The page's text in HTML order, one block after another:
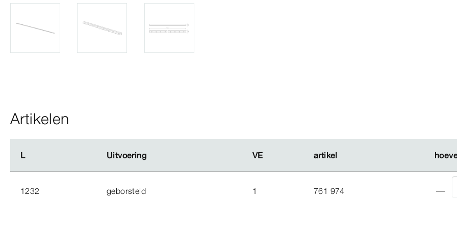
Artikelen
L Uitvoering VE artikel
L Uitvoering VE artikel
1232 geborsteld 1 761 974